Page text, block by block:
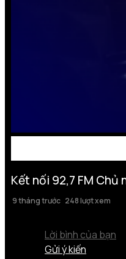
Kết nối 92,7 FM Chủ
9 tháng trước 248 lượt xem
Lời bình của bạn
Gửi ý kiến